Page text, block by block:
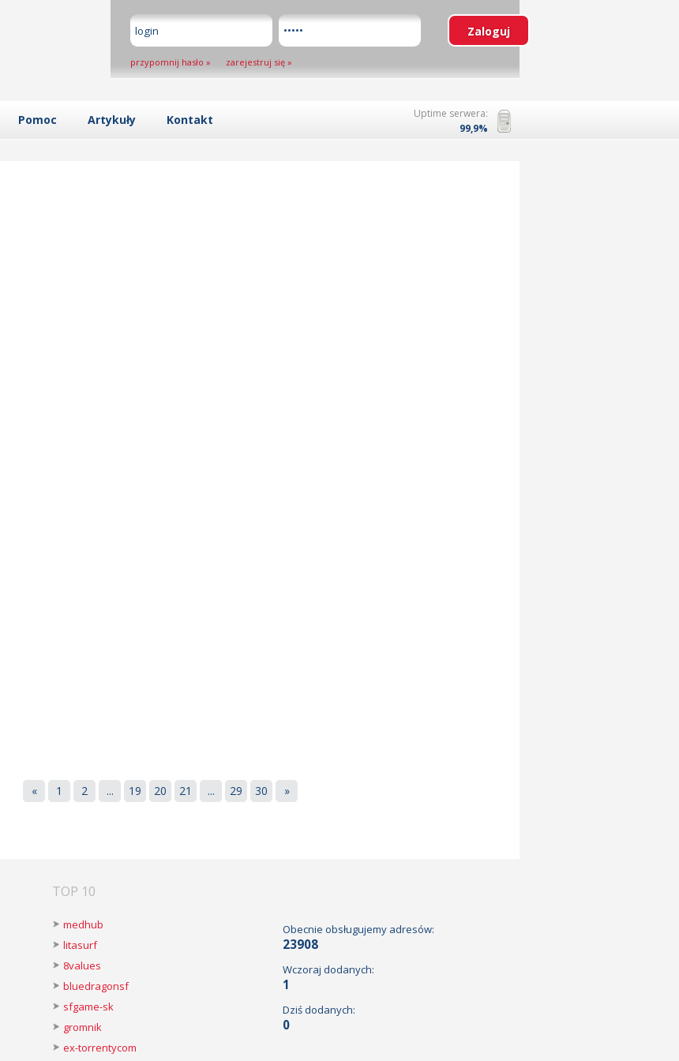
przypomnij hasło » zarejestruj się »
Pomoc Artykuły Kontakt
Uptime serwera:
99,9%
« 1 2 ... 19 20 21 ... 29 30 »
TOP 10
medhub
litasurf
8values
bluedragonsf
sfgame-sk
gromnik
ex-torrentycom
Obecnie obsługujemy adresów:
23908
Wczoraj dodanych:
1
Dziś dodanych:
0